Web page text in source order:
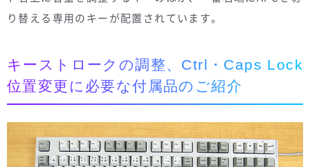
り替える専用のキーが配置されています。
キーストロークの調整、Ctrl・Caps Lock
位置変更に必要な付属品のご紹介